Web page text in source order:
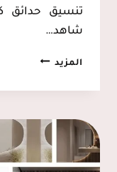
تنسيق حدائق
شاهد…
المزيدعزل
الدمام،
تركيب
عازل